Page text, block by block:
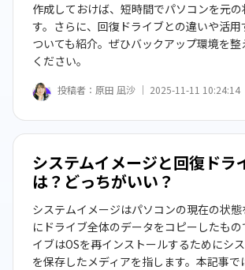
作成しておけば、短時間でパソコンを元の
す。さらに、回復ドライブとの違いや活用
ついても紹介。ぜひバックアップ環境を整
ください。
投稿者： 原田 凪沙 ｜ 2025-11-11 10:24:14
システムイメージと回復ドラ
は？どっちがいい？
システムイメージはパソコンの現在の状
にドライブ全体のデータをコピーしたもの
イブはOSを再インストールするためにシ
を保存したメディアを指します。本記事で